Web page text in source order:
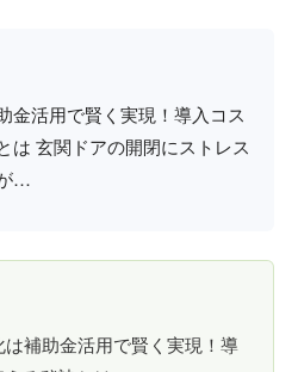
金活用で賢く実現！導入コス
は 玄関ドアの開閉にストレス
…
補助金活用で賢く実現！導